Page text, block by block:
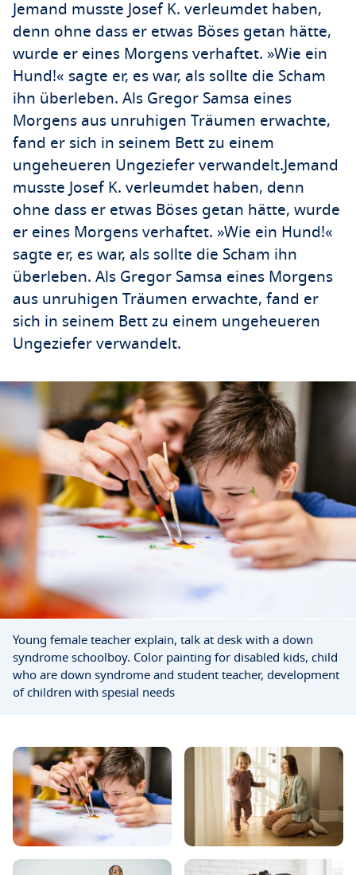
Jemand musste Josef K. verleumdet haben,
denn ohne dass er etwas Böses getan hätte,
wurde er eines Morgens verhaftet. »Wie ein
Hund!« sagte er, es war, als sollte die Scham
ihn überleben. Als Gregor Samsa eines
Morgens aus unruhigen Träumen erwachte,
fand er sich in seinem Bett zu einem
ungeheueren Ungeziefer verwandelt.Jemand
musste Josef K. verleumdet haben, denn
ohne dass er etwas Böses getan hätte, wurde
er eines Morgens verhaftet. »Wie ein Hund!«
sagte er, es war, als sollte die Scham ihn
überleben. Als Gregor Samsa eines Morgens
aus unruhigen Träumen erwachte, fand er
sich in seinem Bett zu einem ungeheueren
Ungeziefer verwandelt.
Young female teacher explain, talk at desk with a down
syndrome schoolboy. Color painting for disabled kids, child
who are down syndrome and student teacher, development
of children with spesial needs